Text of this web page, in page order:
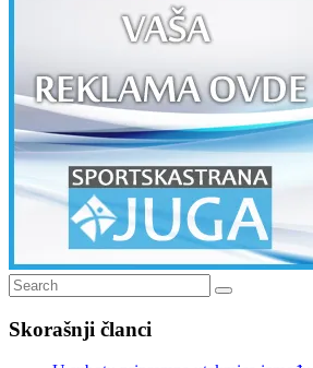
Search
for:
Search
Skorašnji članci